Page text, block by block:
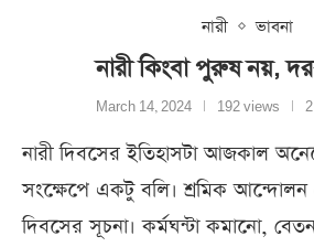
নারী ভাবনা
নারী কিংবা পুরুষ নয়,
March 14, 2024 192 views
নারী দিবসের ইতিহাসটা আজকাল
সংক্ষেপে একটু বলি। শ্রমিক আন্দোলন
দিবসের সূচনা। কর্মঘন্টা কমানো,